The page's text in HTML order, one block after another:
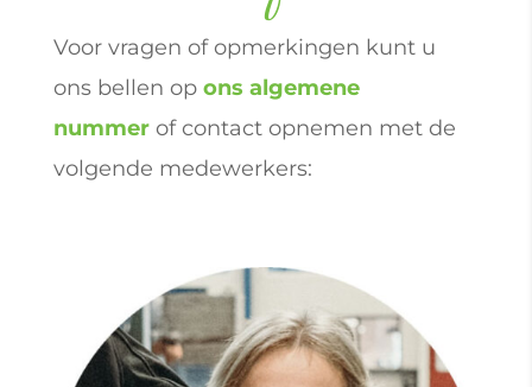
Voor vragen of opmerkingen kunt u
ons bellen op ons algemene
nummerof contact opnemen met de
volgende medewerkers: